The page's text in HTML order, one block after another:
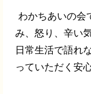
わかちあいの会
み、怒り、辛い
日常生活で語れ
っていただく安